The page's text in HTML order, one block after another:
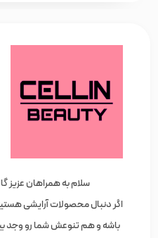
سلام به همراهان عزیز
اگر دنبال محصولات آرایشی
باشه و هم تنوعش شما رو وجد